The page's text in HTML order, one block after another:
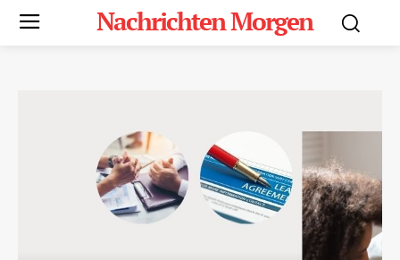
Nachrichten Morgen